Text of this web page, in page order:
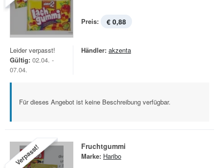
Preis: € 0,88
Leider verpasst!
Gültig: 02.04. -
07.04.
Händler: akzenta
Für dieses Angebot ist keine Beschreibung verfügbar.
Verpasst! Fruchtgummi
Marke: Haribo